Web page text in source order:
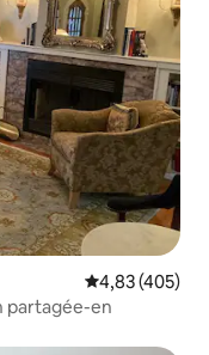
Évaluation
4,83 (405)
partagée-en